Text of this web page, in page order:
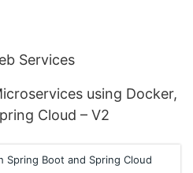
Services
using Docker,
Cloud – V2